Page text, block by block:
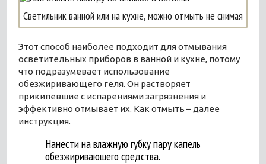
Светильник ванной или на кухне, можно отмыть не снимая
Этот способ наиболее подходит для отмывания
осветительных приборов в ванной и кухне, потому
что подразумевает использование
обезжиривающего геля. Он растворяет
прикипевшие с испарениями загрязнения и
эффективно отмывает их. Как отмыть – далее
инструкция.
Нанести на влажную губку пару капель
обезжиривающего средства.